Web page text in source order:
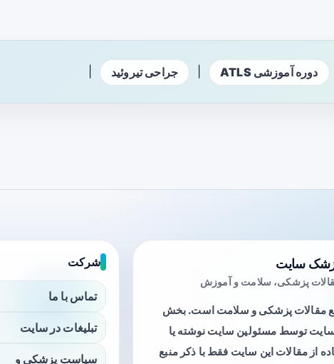
دوره آموزشی ATLS جراحی تیروئید
سایت
پزشکی، سلامت و آموزش
مقالات پزشکی و سلامت است. بخش
سایت توسط مسئولین سایت نوشته یا
از مقالات این سایت فقط با ذکر منبع
شرکت
تماس با ما
تبلیغات در سایت
سیاست پزشکی و